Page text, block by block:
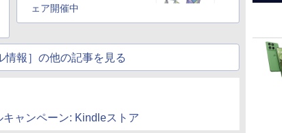
ェア開催中
情報］の他の記事を見る
ャンペーン: Kindleストア